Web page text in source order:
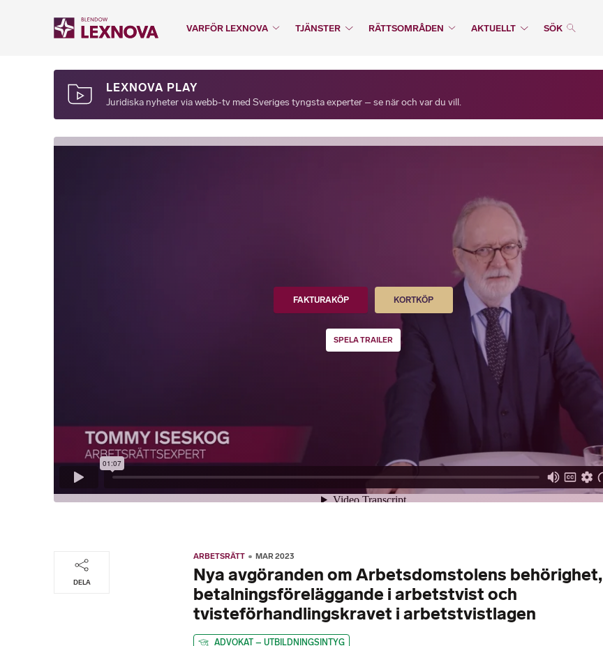
VARFÖR LEXNOVA TJÄNSTER RÄTTSOMRÅDEN AKTUELLT SÖK
LEXNOVA PLAY
Juridiska nyheter via webb-tv med Sveriges tyngsta experter – se när och var du vill.
FAKTURAKÖP KORTKÖP
SPELA TRAILER
DELA
ARBETSRÄTT MAR 2023
Nya avgöranden om Arbetsdomstolens behörighet,
betalningsföreläggande i arbetstvist och
tvisteförhandlingskravet i arbetstvistlagen
ADVOKAT – UTBILDNINGSINTYG